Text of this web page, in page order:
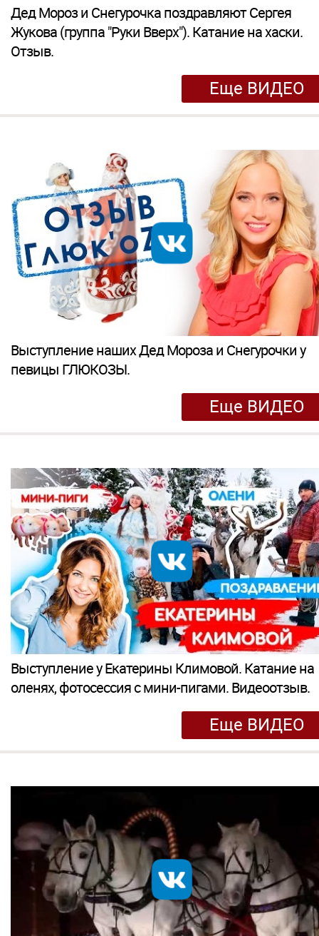
Дед Мороз и Снегурочка поздравляют Сергея
Жукова (группа "Руки Вверх"). Катание на хаски.
Отзыв.
Еще ВИДЕО
Выступление наших Дед Мороза и Снегурочки у
певицы ГЛЮКОЗЫ.
Еще ВИДЕО
Выступление у Екатерины Климовой. Катание на
оленях, фотосессия с мини-пигами. Видеоотзыв.
Еще ВИДЕО